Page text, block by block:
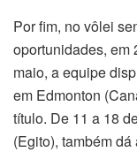
Por fim, no vôlei
oportunidades, em
maio, a equipe
em Edmonton
título. De 11 a 18
(Egito), também